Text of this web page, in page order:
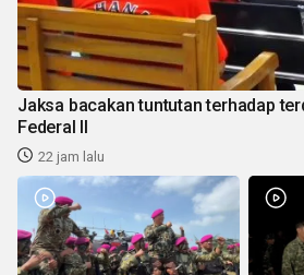
Jaksa bacakan tuntutan terhadap
Federal II
22 jam lalu